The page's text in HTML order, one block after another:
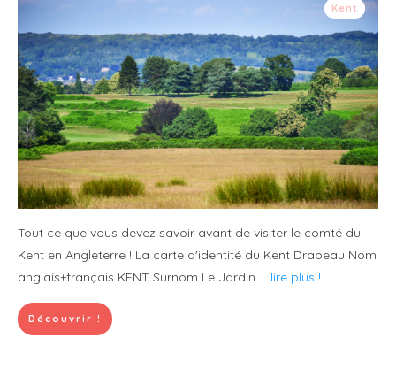
Kent
Tout ce que vous devez savoir avant de visiter le comté du
Kent en Angleterre ! La carte d'identité du Kent Drapeau Nom
anglais+français KENT Surnom Le Jardin ... lire plus !
Découvrir !